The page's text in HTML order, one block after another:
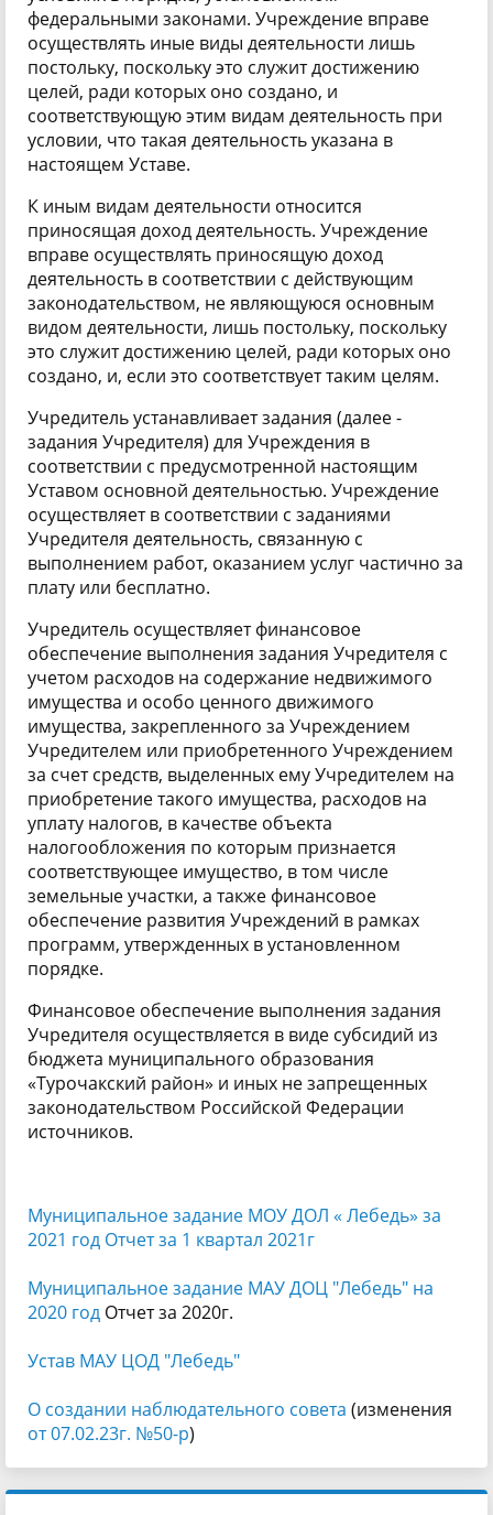
федеральными законами. Учреждение вправе
осуществлять иные виды деятельности лишь
постольку, поскольку это служит достижению
целей, ради которых оно создано, и
соответствующую этим видам деятельность при
условии, что такая деятельность указана в
настоящем Уставе.
К иным видам деятельности относится
приносящая доход деятельность. Учреждение
вправе осуществлять приносящую доход
деятельность в соответствии с действующим
законодательством, не являющуюся основным
видом деятельности, лишь постольку, поскольку
это служит достижению целей, ради которых оно
создано, и, если это соответствует таким целям.
Учредитель устанавливает задания (далее -
задания Учредителя) для Учреждения в
соответствии с предусмотренной настоящим
Уставом основной деятельностью. Учреждение
осуществляет в соответствии с заданиями
Учредителя деятельность, связанную с
выполнением работ, оказанием услуг частично за
плату или бесплатно.
Учредитель осуществляет финансовое
обеспечение выполнения задания Учредителя с
учетом расходов на содержание недвижимого
имущества и особо ценного движимого
имущества, закрепленного за Учреждением
Учредителем или приобретенного Учреждением
за счет средств, выделенных ему Учредителем на
приобретение такого имущества, расходов на
уплату налогов, в качестве объекта
налогообложения по которым признается
соответствующее имущество, в том числе
земельные участки, а также финансовое
обеспечение развития Учреждений в рамках
программ, утвержденных в установленном
порядке.
Финансовое обеспечение выполнения задания
Учредителя осуществляется в виде субсидий из
бюджета муниципального образования
«Турочакский район» и иных не запрещенных
законодательством Российской Федерации
источников.
Муниципальное задание МОУ ДОЛ « Лебедь» за
2021 год Отчет за 1 квартал 2021г
Муниципальное задание МАУ ДОЦ "Лебедь" на
2020 год Отчет за 2020г.
Устав МАУ ЦОД "Лебедь"
О создании наблюдательного совета (изменения
от 07.02.23г. №50-р)